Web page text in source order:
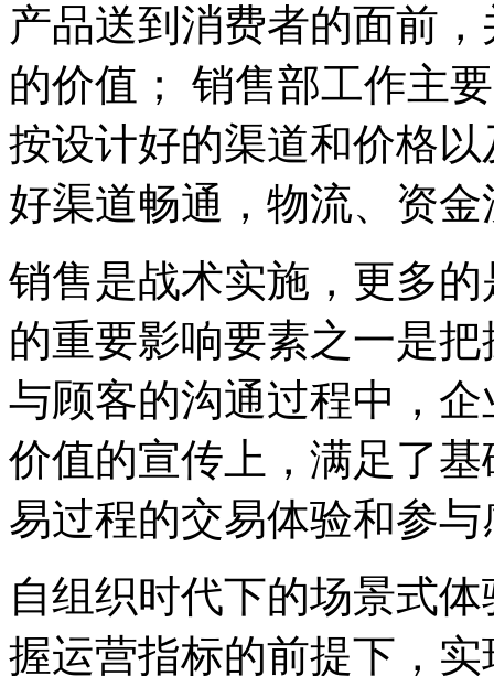
产品送到消费者的面前
的价值；
销售部工作主
按设计好的渠道和价格
好渠道畅通，物流、资
销售是战术实施，更多
的重要影响要素之一是
与顾客的沟通过程中，
价值的宣传上，满足了
易过程的交易体验和参
自组织时代下的场景式
握运营指标的前提下，